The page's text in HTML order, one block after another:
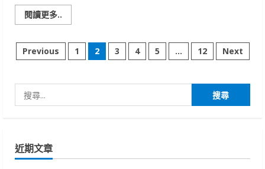
閱讀更多..
more
腳
送
夕
文
章
分
Previous 1 2 3 4 5 ... 12 Next
尋
字:
近期文章